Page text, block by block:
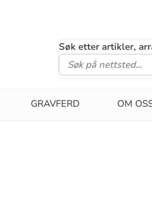
Søk etter artikler,
GRAVFERD OM